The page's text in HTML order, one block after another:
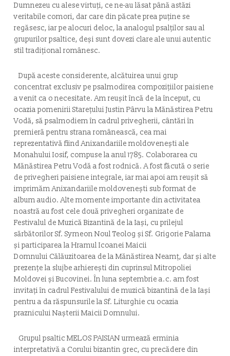
Dumnezeu cu alese virtuți, ce ne-au lăsat până astăzi
veritabile comori, dar care din păcate prea puţine se
regăsesc, iar pe alocuri deloc, la analogul psalților sau al
grupurilor psaltice, deși sunt dovezi clare ale unui autentic
stil tradițional românesc.
După aceste considerente, alcătuirea unui grup
concentrat exclusiv pe psalmodirea compozițiilor paisiene
a venit ca o necesitate. Am reușit încă de la început, cu
ocazia pomenirii Starețului Justin Pârvu la Mănăstirea Petru
Vodă, să psalmodiem în cadrul privegherii, cântări în
premieră pentru strana românească, cea mai
reprezentativă fiindAnixandariile moldovenești ale
Monahului Iosif, compuse la anul 1785. Colaborarea cu
Mănăstirea Petru Vodă a fost rodnică. A fost făcută o serie
de privegheri paisiene integrale, iar mai apoi am reușit să
imprimămAnixandariile moldovenești sub format de
album audio. Alte momente importante din activitatea
noastră au fost cele două privegheri organizate de
Festivalul de Muzică Bizantină de la Iași, cu prilejul
sărbătorilor Sf. Symeon Noul Teolog și Sf. Grigorie Palama
și participarea la Hramul Icoanei Maicii
Domnului Călăuzitoarea de la Mănăstirea Neamț, dar și alte
prezențe la slujbe arhierești din cuprinsul Mitropoliei
Moldovei și Bucovinei. În luna septembrie a.c. am fost
invitați în cadrul Festivalului de muzică bizantină de la Iași
pentru a da răspunsurile la Sf. Liturghie cu ocazia
praznicului Nașterii Maicii Domnului.
Grupul psaltic MELOS PAISIAN urmează erminia
interpretativă a Corului bizantin grec, cu precădere din